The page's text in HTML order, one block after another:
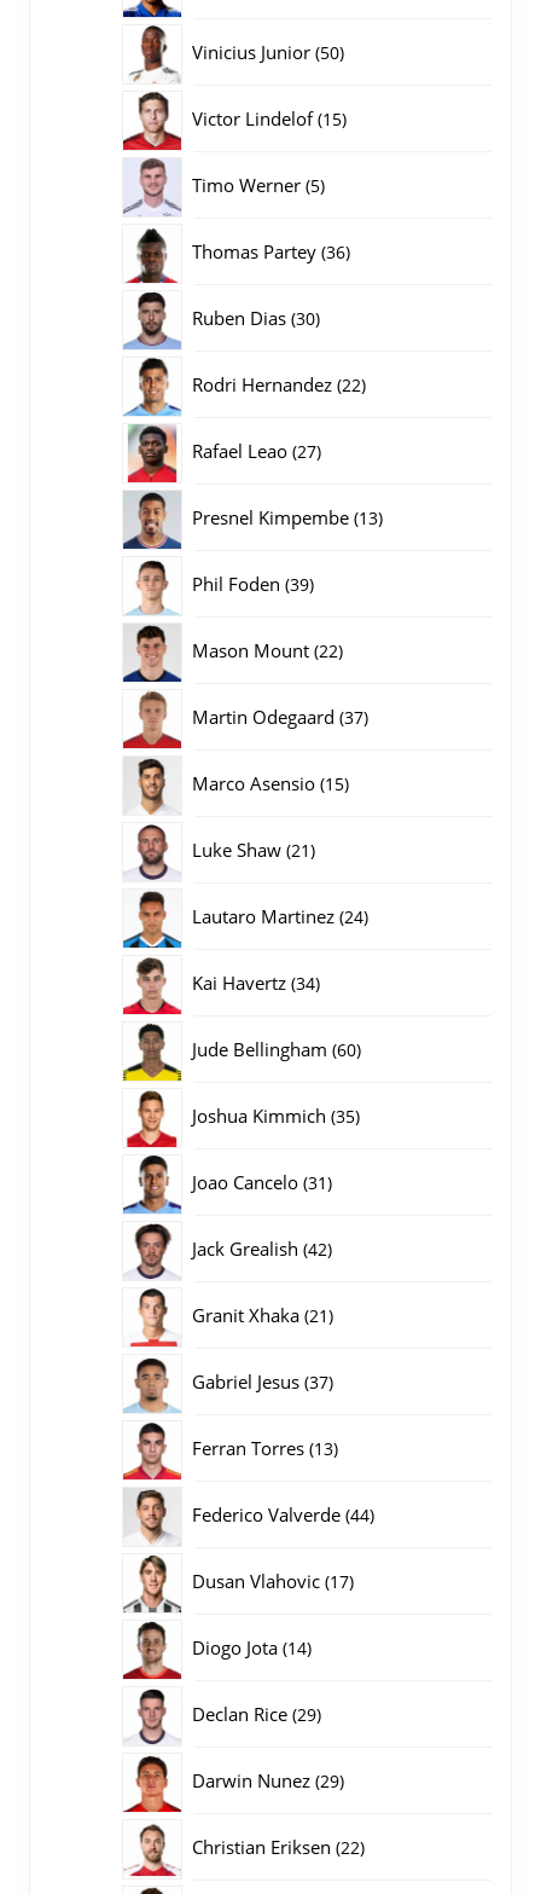
Vinicius Junior 5050
Victor Lindelof 1515
Timo Werner 55
Thomas Partey 3636
Ruben Dias 3030
Rodri Hernandez 2222
Rafael Leao 2727
Presnel Kimpembe 1313
Phil Foden 3939
Mason Mount 2222
Martin Odegaard 3737
Marco Asensio 1515
Luke Shaw 2121
Lautaro Martinez 2424
Kai Havertz 3434
Jude Bellingham 6060
Joshua Kimmich 3535
Joao Cancelo 3131
Jack Grealish 4242
Granit Xhaka 2121
Gabriel Jesus 3737
Ferran Torres 1313
Federico Valverde 4444
Dusan Vlahovic 1717
Diogo Jota 1414
Declan Rice 2929
Darwin Nunez 2929
Christian Eriksen 2222